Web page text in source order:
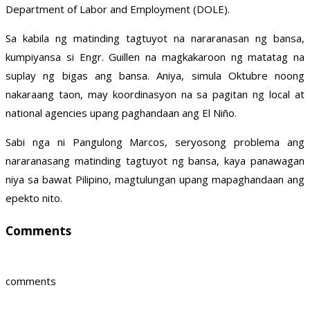
Department of Labor and Employment (DOLE).
Sa kabila ng matinding tagtuyot na nararanasan ng bansa,
kumpiyansa si Engr. Guillen na magkakaroon ng matatag na
suplay ng bigas ang bansa. Aniya, simula Oktubre noong
nakaraang taon, may koordinasyon na sa pagitan ng local at
national agencies upang paghandaan ang El Niño.
Sabi nga ni Pangulong Marcos, seryosong problema ang
nararanasang matinding tagtuyot ng bansa, kaya panawagan
niya sa bawat Pilipino, magtulungan upang mapaghandaan ang
epekto nito.
Comments
comments